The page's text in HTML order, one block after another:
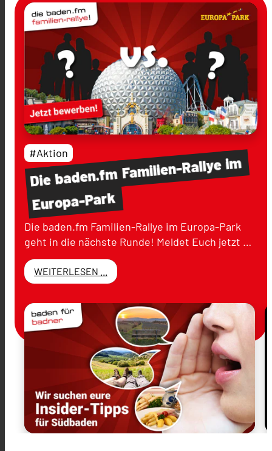
Diebaden.fmFamilien-Rallyeim
Europa-Park
#Aktion
Die baden.fm Familien-Rallye im Europa-Park
geht in die nächste Runde! Meldet Euch jetzt …
WEITERLESEN ...